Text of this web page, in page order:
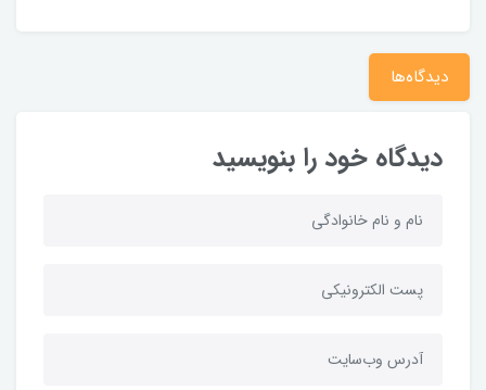
دیدگاه‌ها
دیدگاه خود را بنویسید